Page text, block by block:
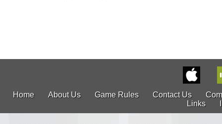
Home About Us Game Rules Contact Us
Links